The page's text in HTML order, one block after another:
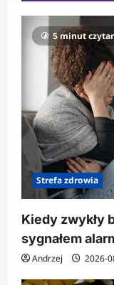
5 minut
Strefa zdrowia
Kiedy zwykły
sygnałem
Andrzej 2026-